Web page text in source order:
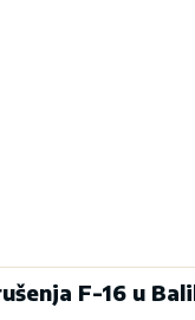
F-16 u